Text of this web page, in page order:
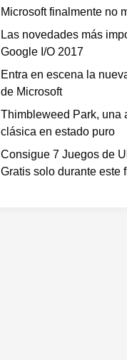
Microsoft finalmente no
Las novedades más
Google I/O 2017
Entra en escena la
de Microsoft
Thimbleweed Park, una
clásica en estado puro
Consigue 7 Juegos de
Gratis solo durante este